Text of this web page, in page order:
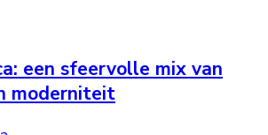
een sfeervolle mix van
moderniteit